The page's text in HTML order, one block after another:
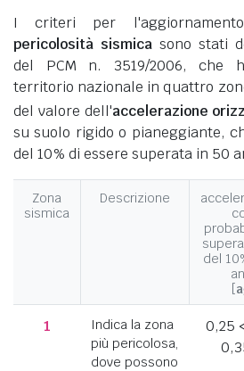
I criteri per
pericolosità sismica sono stati
del PCM n. 3519/2006, che
territorio nazionale in quattro
del valore dell'accelerazione
su suolo rigido o pianeggiante,
del 10% di essere superata in 50
Zona
sismica
Descrizione
del
[a
1
Indica la zona
più pericolosa,
dove possono
0,25